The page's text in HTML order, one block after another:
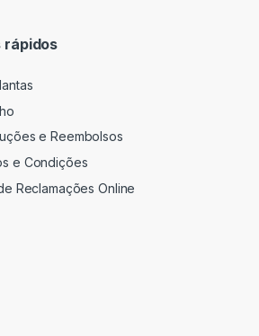
rápidos
e Reembolsos
e Condições
Reclamações Online